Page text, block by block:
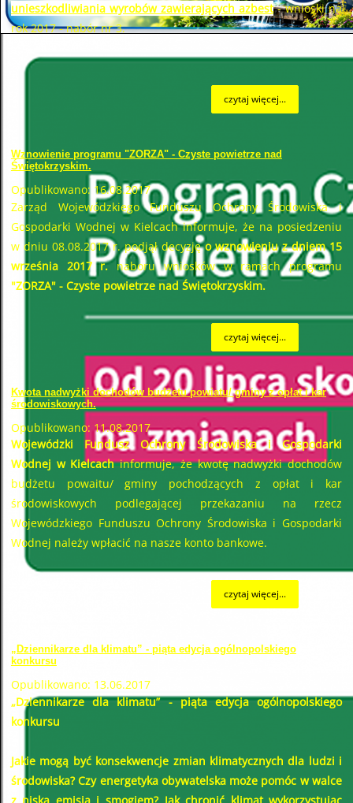
unieszkodliwiania wyrobów zawierających azbest- wnioski na
rok 2017 - nabór nr 3.
czytaj więcej...
Wznowienie programu "ZORZA" - Czyste powietrze nad
Świętokrzyskim.
Opublikowano: 16.08.2017
Zarząd Wojewódzkiego Funduszu Ochrony Środowiska i
Gospodarki Wodnej w Kielcach informuje, że na posiedzeniu
w dniu 08.08.2017 r. podjął decyzjęo wznowieniu z dniem 15
września 2017 r.naboru wniosków w ramach programu
"ZORZA" - Czyste powietrze nad Świętokrzyskim.
czytaj więcej...
Kwota nadwyżki dochodów budżetu powiatu/ gminy z opłat i kar
środowiskowych.
Opublikowano: 11.08.2017
Wojewódzki Fundusz Ochrony Środowiska i Gospodarki
Wodnej w Kielcachinformuje, że kwotę nadwyżki dochodów
budżetu powaitu/ gminy pochodzących z opłat i kar
środowiskowych podlegającej przekazaniu na rzecz
Wojewódzkiego Funduszu Ochrony Środowiska i Gospodarki
Wodnej należy wpłacić na nasze konto bankowe.
czytaj więcej...
„Dziennikarze dla klimatu” - piąta edycja ogólnopolskiego
konkursu
Opublikowano: 13.06.2017
„Dziennikarze dla klimatu” - piąta edycja ogólnopolskiego
konkursu
Jakie mogą być konsekwencje zmian klimatycznych dla ludzi i
środowiska? Czy energetyka obywatelska może pomóc w walce